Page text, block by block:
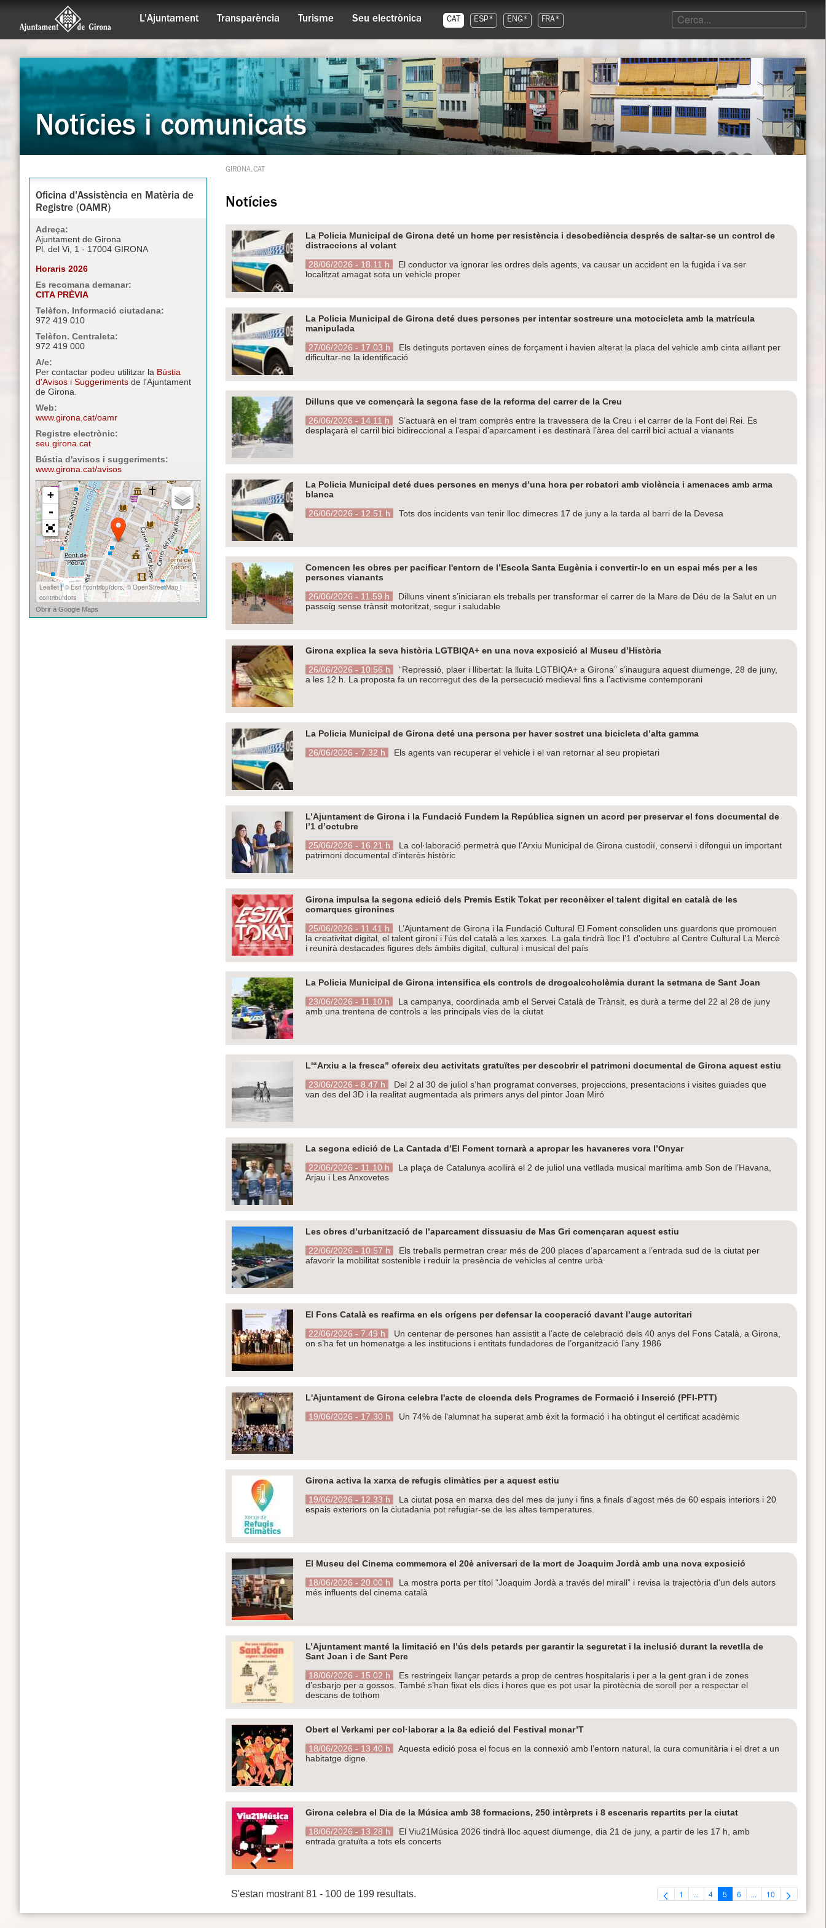
L'Ajuntament Transparència Turisme Seu electrònica CAT ESP* ENG* FRA*
Notícies i comunicats
Oficina d'Assistència en Matèria de
Registre (OAMR)
Adreça:
Ajuntament de Girona
Pl. del Vi, 1 - 17004 GIRONA
Horaris 2026
Es recomana demanar:
CITA PRÈVIA
Telèfon. Informació ciutadana:
972 419 010
Telèfon. Centraleta:
972 419 000
A/e:
Per contactar podeu utilitzar la Bústia
d'Avisos i Suggeriments de l'Ajuntament
de Girona.
Web:
www.girona.cat/oamr
Registre electrònic:
seu.girona.cat
Bústia d'avisos i suggeriments:
www.girona.cat/avisos
GIRONA.CAT
Notícies
La Policia Municipal de Girona deté un home per resistència i desobediència després de saltar-se un control de
distraccions al volant
28/06/2026 - 18.11 h
El conductor va ignorar les ordres dels agents, va causar un accident en la fugida i va ser
localitzat amagat sota un vehicle proper
La Policia Municipal de Girona deté dues persones per intentar sostreure una motocicleta amb la matrícula
manipulada
27/06/2026 - 17.03 h
Els detinguts portaven eines de forçament i havien alterat la placa del vehicle amb cinta aïllant per
dificultar-ne la identificació
Dilluns que ve començarà la segona fase de la reforma del carrer de la Creu
26/06/2026 - 14.11 h
S’actuarà en el tram comprès entre la travessera de la Creu i el carrer de la Font del Rei. Es
desplaçarà el carril bici bidireccional a l’espai d’aparcament i es destinarà l’àrea del carril bici actual a vianants
La Policia Municipal deté dues persones en menys d’una hora per robatori amb violència i amenaces amb arma
blanca
26/06/2026 - 12.51 h
Tots dos incidents van tenir lloc dimecres 17 de juny a la tarda al barri de la Devesa
Comencen les obres per pacificar l'entorn de l’Escola Santa Eugènia i convertir-lo en un espai més per a les
persones vianants
26/06/2026 - 11.59 h
Dilluns vinent s’iniciaran els treballs per transformar el carrer de la Mare de Déu de la Salut en un
passeig sense trànsit motoritzat, segur i saludable
Girona explica la seva història LGTBIQA+ en una nova exposició al Museu d’Història
26/06/2026 - 10.56 h
“Repressió, plaer i llibertat: la lluita LGTBIQA+ a Girona” s’inaugura aquest diumenge, 28 de juny,
a les 12 h. La proposta fa un recorregut des de la persecució medieval fins a l’activisme contemporani
La Policia Municipal de Girona deté una persona per haver sostret una bicicleta d’alta gamma
26/06/2026 - 7.32 h
Els agents van recuperar el vehicle i el van retornar al seu propietari
L’Ajuntament de Girona i la Fundació Fundem la República signen un acord per preservar el fons documental de
l’1 d’octubre
25/06/2026 - 16.21 h
La col·laboració permetrà que l’Arxiu Municipal de Girona custodiï, conservi i difongui un important
patrimoni documental d'interès històric
Girona impulsa la segona edició dels Premis Estik Tokat per reconèixer el talent digital en català de les
comarques gironines
25/06/2026 - 11.41 h
L’Ajuntament de Girona i la Fundació Cultural El Foment consoliden uns guardons que promouen
la creativitat digital, el talent gironí i l'ús del català a les xarxes. La gala tindrà lloc l’1 d'octubre al Centre Cultural La Mercè
i reunirà destacades figures dels àmbits digital, cultural i musical del país
La Policia Municipal de Girona intensifica els controls de drogoalcoholèmia durant la setmana de Sant Joan
23/06/2026 - 11.10 h
La campanya, coordinada amb el Servei Català de Trànsit, es durà a terme del 22 al 28 de juny
amb una trentena de controls a les principals vies de la ciutat
L'“Arxiu a la fresca” ofereix deu activitats gratuïtes per descobrir el patrimoni documental de Girona aquest estiu
23/06/2026 - 8.47 h
Del 2 al 30 de juliol s’han programat converses, projeccions, presentacions i visites guiades que
van des del 3D i la realitat augmentada als primers anys del pintor Joan Miró
La segona edició de La Cantada d’El Foment tornarà a apropar les havaneres vora l’Onyar
22/06/2026 - 11.10 h
La plaça de Catalunya acollirà el 2 de juliol una vetllada musical marítima amb Son de l’Havana,
Arjau i Les Anxovetes
Les obres d’urbanització de l’aparcament dissuasiu de Mas Gri començaran aquest estiu
22/06/2026 - 10.57 h
Els treballs permetran crear més de 200 places d’aparcament a l’entrada sud de la ciutat per
afavorir la mobilitat sostenible i reduir la presència de vehicles al centre urbà
El Fons Català es reafirma en els orígens per defensar la cooperació davant l’auge autoritari
22/06/2026 - 7.49 h
Un centenar de persones han assistit a l’acte de celebració dels 40 anys del Fons Català, a Girona,
on s’ha fet un homenatge a les institucions i entitats fundadores de l’organització l’any 1986
L'Ajuntament de Girona celebra l'acte de cloenda dels Programes de Formació i Inserció (PFI-PTT)
19/06/2026 - 17.30 h
Un 74% de l'alumnat ha superat amb èxit la formació i ha obtingut el certificat acadèmic
Girona activa la xarxa de refugis climàtics per a aquest estiu
19/06/2026 - 12.33 h
La ciutat posa en marxa des del mes de juny i fins a finals d'agost més de 60 espais interiors i 20
espais exteriors on la ciutadania pot refugiar-se de les altes temperatures.
El Museu del Cinema commemora el 20è aniversari de la mort de Joaquim Jordà amb una nova exposició
18/06/2026 - 20.00 h
La mostra porta per títol “Joaquim Jordà a través del mirall” i revisa la trajectòria d'un dels autors
més influents del cinema català
L’Ajuntament manté la limitació en l’ús dels petards per garantir la seguretat i la inclusió durant la revetlla de
Sant Joan i de Sant Pere
18/06/2026 - 15.02 h
Es restringeix llançar petards a prop de centres hospitalaris i per a la gent gran i de zones
d’esbarjo per a gossos. També s’han fixat els dies i hores que es pot usar la pirotècnia de soroll per a respectar el
descans de tothom
Obert el Verkami per col·laborar a la 8a edició del Festival monar’T
18/06/2026 - 13.40 h
Aquesta edició posa el focus en la connexió amb l’entorn natural, la cura comunitària i el dret a un
habitatge digne.
Girona celebra el Dia de la Música amb 38 formacions, 250 intèrprets i 8 escenaris repartits per la ciutat
18/06/2026 - 13.28 h
El Viu21Música 2026 tindrà lloc aquest diumenge, dia 21 de juny, a partir de les 17 h, amb
entrada gratuïta a tots els concerts
S'estan mostrant 81 - 100 de 199 resultats. Pàgina
1 ...Pàgines intermèdies Utilitzeu TAB per
Pàgina
4 Pàgina
5 Pàgina
6 ...Pàgines intermèdies
Pàgina
10